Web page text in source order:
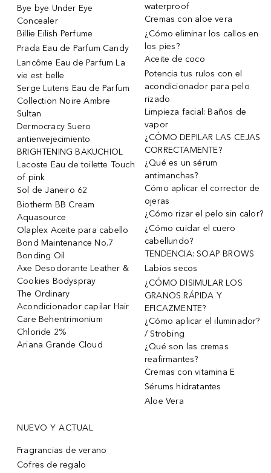
Bye bye Under Eye
Concealer
Billie Eilish Perfume
Prada Eau de Parfum Candy
Lancôme Eau de Parfum La
vie est belle
Serge Lutens Eau de Parfum
Collection Noire Ambre
Sultan
Dermocracy Suero
antienvejecimiento
BRIGHTENING BAKUCHIOL
Lacoste Eau de toilette Touch
of pink
Sol de Janeiro 62
Biotherm BB Cream
Aquasource
Olaplex Aceite para cabello
Bond Maintenance No.7
Bonding Oil
Axe Desodorante Leather &
Cookies Bodyspray
The Ordinary
Acondicionador capilar Hair
Care Behentrimonium
Chloride 2%
Ariana Grande Cloud
waterproof
Cremas con aloe vera
¿Cómo eliminar los callos en
los pies?
Aceite de coco
Potencia tus rulos con el
acondicionador para pelo
rizado
Limpieza facial: Baños de
vapor
¿CÓMO DEPILAR LAS CEJAS
CORRECTAMENTE?
¿Qué es un sérum
antimanchas?
Cómo aplicar el corrector de
ojeras
¿Cómo rizar el pelo sin calor?
¿Cómo cuidar el cuero
cabellundo?
TENDENCIA: SOAP BROWS
Labios secos
¿CÓMO DISIMULAR LOS
GRANOS RÁPIDA Y
EFICAZMENTE?
¿Cómo aplicar el iluminador?
/ Strobing
¿Qué son las cremas
reafirmantes?
Cremas con vitamina E
Sérums hidratantes
Aloe Vera
NUEVO Y ACTUAL
Fragrancias de verano
Cofres de regalo